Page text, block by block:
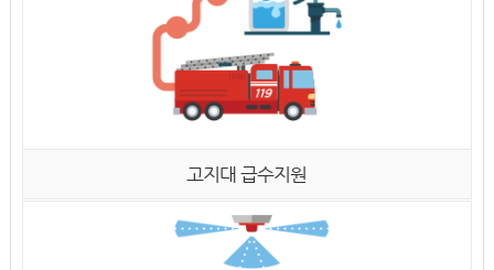
고지대 급수지원